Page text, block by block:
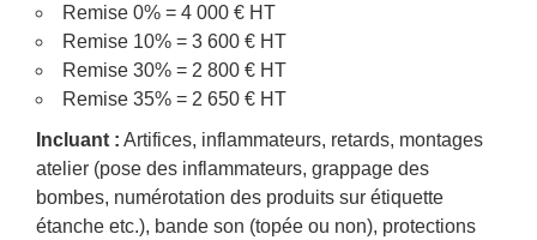
Remise 0% = 4 000 € HT
Remise 10% = 3 600 € HT
Remise 30% = 2 800 € HT
Remise 35% = 2 650 € HT
Incluant : Artifices, inflammateurs, retards, montages
atelier (pose des inflammateurs, grappage des
bombes, numérotation des produits sur étiquette
étanche etc.), bande son (topée ou non), protections